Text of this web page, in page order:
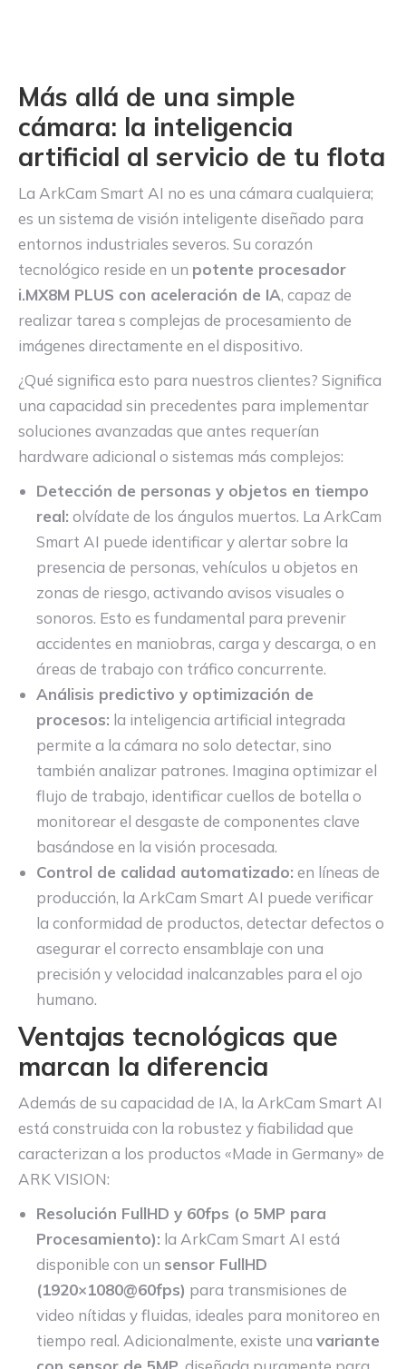
Más allá de una simple
cámara: la inteligencia
artificial al servicio de tu flota
La ArkCam Smart AI no es una cámara cualquiera;
es un sistema de visión inteligente diseñado para
entornos industriales severos. Su corazón
tecnológico reside en un potente procesador
i.MX8M PLUS con aceleración de IA, capaz de
realizar tarea s complejas de procesamiento de
imágenes directamente en el dispositivo.
¿Qué significa esto para nuestros clientes? Significa
una capacidad sin precedentes para implementar
soluciones avanzadas que antes requerían
hardware adicional o sistemas más complejos:
Detección de personas y objetos en tiempo
real: olvídate de los ángulos muertos. La ArkCam
Smart AI puede identificar y alertar sobre la
presencia de personas, vehículos u objetos en
zonas de riesgo, activando avisos visuales o
sonoros. Esto es fundamental para prevenir
accidentes en maniobras, carga y descarga, o en
áreas de trabajo con tráfico concurrente.
Análisis predictivo y optimización de
procesos: la inteligencia artificial integrada
permite a la cámara no solo detectar, sino
también analizar patrones. Imagina optimizar el
flujo de trabajo, identificar cuellos de botella o
monitorear el desgaste de componentes clave
basándose en la visión procesada.
Control de calidad automatizado: en líneas de
producción, la ArkCam Smart AI puede verificar
la conformidad de productos, detectar defectos o
asegurar el correcto ensamblaje con una
precisión y velocidad inalcanzables para el ojo
humano.
Ventajas tecnológicas que
marcan la diferencia
Además de su capacidad de IA, la ArkCam Smart AI
está construida con la robustez y fiabilidad que
caracterizan a los productos «Made in Germany» de
ARK VISION:
Resolución FullHD y 60fps (o 5MP para
Procesamiento): la ArkCam Smart AI está
disponible con un sensor FullHD
(1920×1080@60fps) para transmisiones de
video nítidas y fluidas, ideales para monitoreo en
tiempo real. Adicionalmente, existe una variante